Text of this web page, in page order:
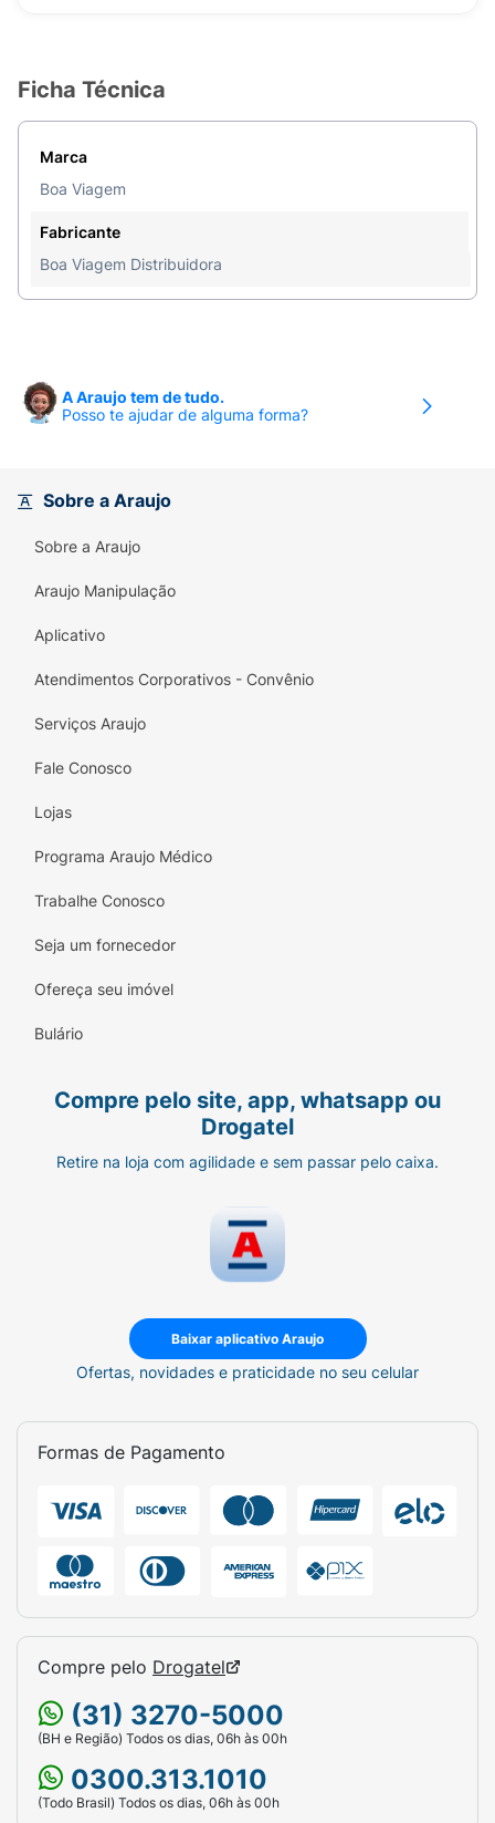
Ficha Técnica
Marca
Boa Viagem
Fabricante
Boa Viagem Distribuidora
A Araujo tem de tudo.
Posso te ajudar de alguma forma?
Sobre a Araujo
Sobre a Araujo
Araujo Manipulação
Aplicativo
Atendimentos Corporativos - Convênio
Serviços Araujo
Fale Conosco
Lojas
Programa Araujo Médico
Trabalhe Conosco
Seja um fornecedor
Ofereça seu imóvel
Bulário
Compre pelo site, app, whatsapp ou
Drogatel
Retire na loja com agilidade e sem passar pelo caixa.
Baixar aplicativo Araujo
Ofertas, novidades e praticidade no seu celular
Formas de Pagamento
Compre pelo Drogatel
(31) 3270-5000
(BH e Região) Todos os dias, 06h às 00h
0300.313.1010
(Todo Brasil) Todos os dias, 06h às 00h